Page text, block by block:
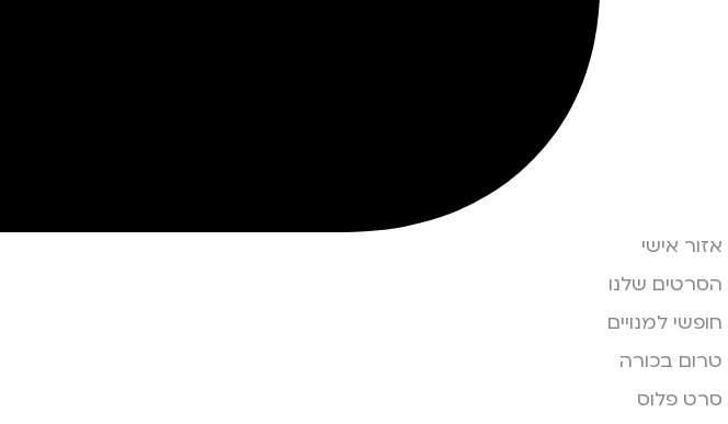
אזור אישי
הסרטים שלנו
חופשי למנויים
טרום בכורה
סרט פלוס